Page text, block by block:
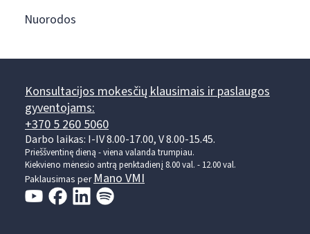
Nuorodos
Konsultacijos mokesčių klausimais ir paslaugos
gyventojams:
+370 5 260 5060
Darbo laikas: I-IV 8.00-17.00, V 8.00-15.45.
Prieššventinę dieną - viena valanda trumpiau.
Kiekvieno mėnesio antrą penktadienį 8.00 val. - 12.00 val.
Paklausimas perMano VMI